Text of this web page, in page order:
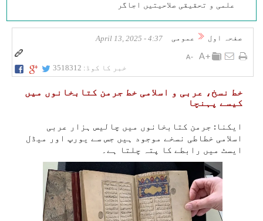
علمی و تحقیقی صلاحیتیں اجاگر
صفحہ اول عمومی 4:37 - April 13, 2025
خبر کا کوڈ: 3518312
خط نسخ، عربی و اسلامی خط جرمن کتابخانوں میں
کیسے پہنچا
ایکنا: جرمن کتابخانوں میں چالیس ہزار عربی
اسلامی خطاطی نسخے موجود ہیں جس سے یورپ اور میڈل
ایسٹ میں رابطے کا پتہ چلتا ہے۔